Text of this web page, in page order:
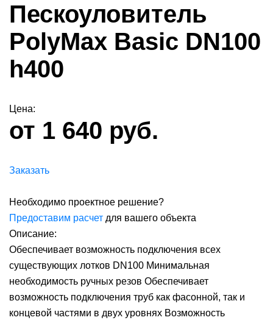
Пескоуловитель
PolyMax Basic DN100
h400
Цена:
от 1 640 руб.
Заказать
Необходимо проектное решение?
Предоставим расчет для вашего объекта
Описание:
Обеспечивает возможность подключения всех
существующих лотков DN100 Минимальная
необходимость ручных резов Обеспечивает
возможность подключения труб как фасонной, так и
концевой частями в двух уровнях Возможность